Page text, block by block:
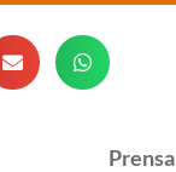
Prensa